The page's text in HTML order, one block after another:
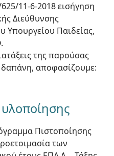
11-6-2018 εισήγηση
Διεύθυνσης
Υπουργείου Παιδείας,
της παρούσας
αποφασίζουμε:
Πιστοποίησης
των